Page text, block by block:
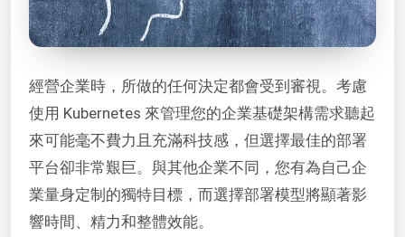
經營企業時，所做的任何決定都會受到審視。考慮
使用 Kubernetes 來管理您的企業基礎架構需求聽起
來可能毫不費力且充滿科技感，但選擇最佳的部署
平台卻非常艱巨。與其他企業不同，您有為自己企
業量身定制的獨特目標，而選擇部署模型將顯著影
響時間、精力和整體效能。